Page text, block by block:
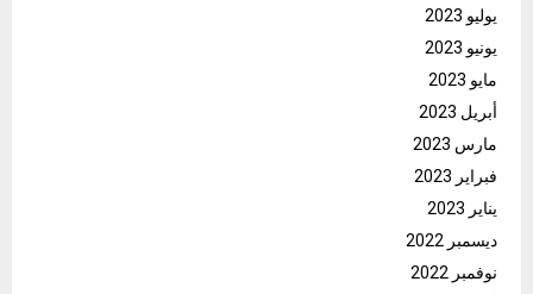
يوليو 2023
يونيو 2023
مايو 2023
أبريل 2023
مارس 2023
فبراير 2023
يناير 2023
ديسمبر 2022
نوفمبر 2022